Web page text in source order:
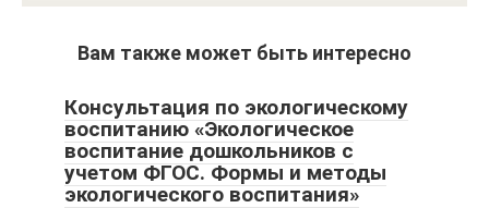
Вам также может быть интересно
Консультация по экологическому
воспитанию «Экологическое
воспитание дошкольников с
учетом ФГОС. Формы и методы
экологического воспитания»